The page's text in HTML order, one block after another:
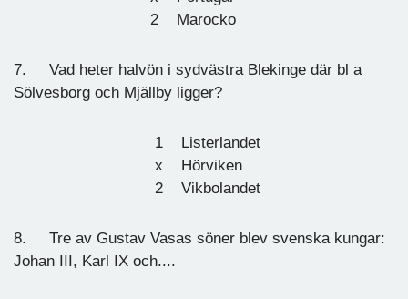
2 Marocko
7. Vad heter halvön i sydvästra Blekinge där bl a
Sölvesborg och Mjällby ligger?
1 Listerlandet
x Hörviken
2 Vikbolandet
8. Tre av Gustav Vasas söner blev svenska kungar:
Johan III, Karl IX och....